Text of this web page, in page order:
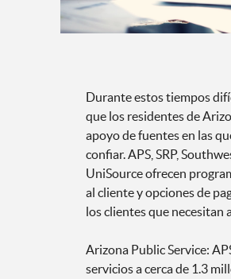
Durante estos tiempos
que los residentes de
apoyo de fuentes en las
confiar. APS, SRP,
UniSource ofrecen
al cliente y opciones de
los clientes que necesitan
Arizona Public Service:
servicios a cerca de 1.3